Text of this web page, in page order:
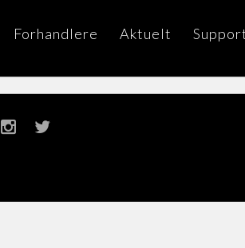
Forhandlere Aktuelt